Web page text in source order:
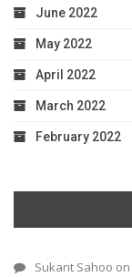
June 2022
May 2022
April 2022
March 2022
February 2022
Sukant Sahoo on